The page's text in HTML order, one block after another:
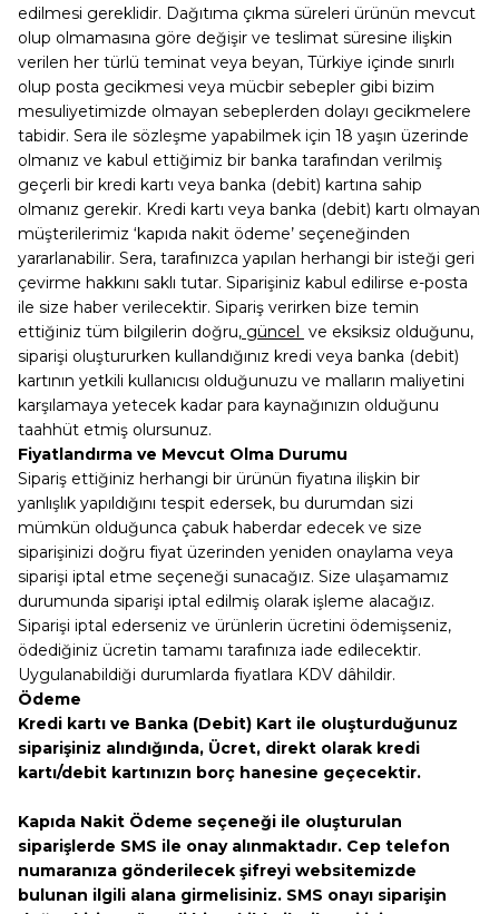
edilmesi gereklidir. Dağıtıma çıkma süreleri ürünün mevcut
olup olmamasına göre değişir ve teslimat süresine ilişkin
verilen her türlü teminat veya beyan, Türkiye içinde sınırlı
olup posta gecikmesi veya mücbir sebepler gibi bizim
mesuliyetimizde olmayan sebeplerden dolayı gecikmelere
tabidir. Sera ile sözleşme yapabilmek için 18 yaşın üzerinde
olmanız ve kabul ettiğimiz bir banka tarafından verilmiş
geçerli bir kredi kartı veya banka (debit) kartına sahip
olmanız gerekir. Kredi kartı veya banka (debit) kartı olmayan
müşterilerimiz ‘kapıda nakit ödeme’ seçeneğinden
yararlanabilir. Sera, tarafınızca yapılan herhangi bir isteği geri
çevirme hakkını saklı tutar. Siparişiniz kabul edilirse e-posta
ile size haber verilecektir. Sipariş verirken bize temin
ettiğiniz tüm bilgilerin doğru, güncel ve eksiksiz olduğunu,
siparişi oluştururken kullandığınız kredi veya banka (debit)
kartının yetkili kullanıcısı olduğunuzu ve malların maliyetini
karşılamaya yetecek kadar para kaynağınızın olduğunu
taahhüt etmiş olursunuz.
Fiyatlandırma ve Mevcut Olma Durumu
Sipariş ettiğiniz herhangi bir ürünün fiyatına ilişkin bir
yanlışlık yapıldığını tespit edersek, bu durumdan sizi
mümkün olduğunca çabuk haberdar edecek ve size
siparişinizi doğru fiyat üzerinden yeniden onaylama veya
siparişi iptal etme seçeneği sunacağız. Size ulaşamamız
durumunda siparişi iptal edilmiş olarak işleme alacağız.
Siparişi iptal ederseniz ve ürünlerin ücretini ödemişseniz,
ödediğiniz ücretin tamamı tarafınıza iade edilecektir.
Uygulanabildiği durumlarda fiyatlara KDV dâhildir.
Ödeme
Kredi kartı ve Banka (Debit) Kart ile oluşturduğunuz
siparişiniz alındığında, Ücret, direkt olarak kredi
kartı/debit kartınızın borç hanesine geçecektir.
Kapıda Nakit Ödeme seçeneği ile oluşturulan
siparişlerde SMS ile onay alınmaktadır. Cep telefon
numaranıza gönderilecek şifreyi websitemizde
bulunan ilgili alana girmelisiniz. SMS onayı siparişin